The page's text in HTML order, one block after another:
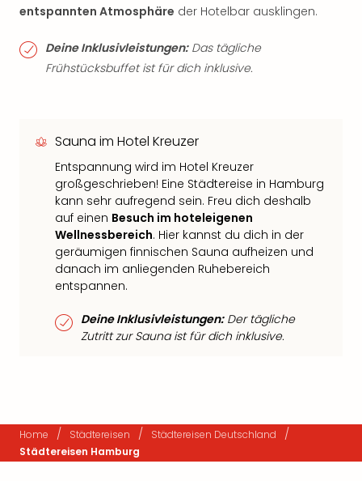
entspannten Atmosphäre der Hotelbar ausklingen.
Deine Inklusivleistungen:Das tägliche
Frühstücksbuffet ist für dich inklusive.
Sauna im Hotel Kreuzer
Entspannung wird im Hotel Kreuzer
großgeschrieben! Eine Städtereise in Hamburg
kann sehr aufregend sein. Freu dich deshalb
auf einen Besuch im hoteleigenen
Wellnessbereich. Hier kannst du dich in der
geräumigen finnischen Sauna aufheizen und
danach im anliegenden Ruhebereich
entspannen.
Deine Inklusivleistungen:Der tägliche
Zutritt zur Sauna ist für dich inklusive.
Home / Städtereisen / Städtereisen Deutschland /
Städtereisen Hamburg